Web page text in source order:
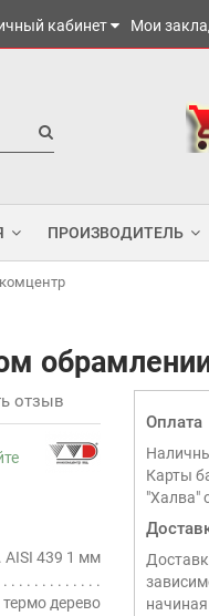
кабинет Мои
ПРОИЗВОДИТЕЛЬ
отзыв
439 1 мм
термо дерево
Оплата
Карты
"Халва"